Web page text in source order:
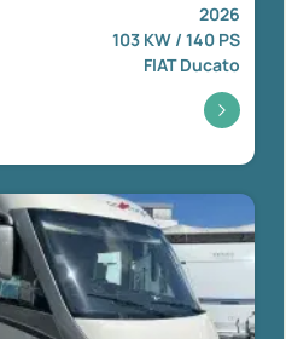
2026
103 KW / 140 PS
FIAT Ducato